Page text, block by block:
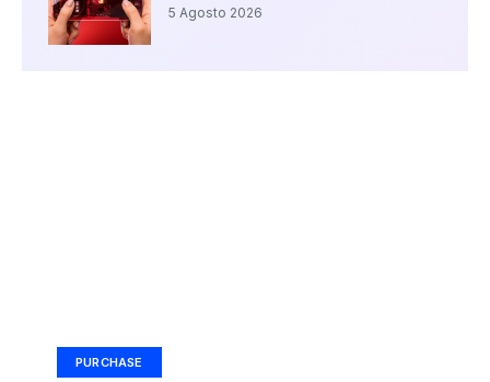
5 Agosto 2026
PURCHASE